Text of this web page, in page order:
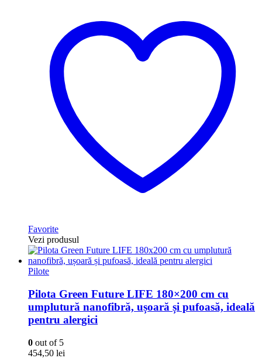
Favorite
Vezi produsul
Pilote
Pilota Green Future LIFE 180×200 cm cu
umplutură nanofibră, ușoară și pufoasă, ideală
pentru alergici
0 out of 5
454,50 lei